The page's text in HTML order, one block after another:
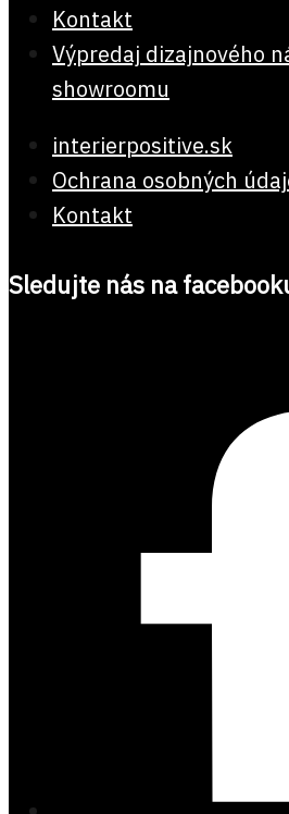
Kontakt
Výpredaj dizajnového
showroomu
interierpositive.sk
Ochrana osobných
Kontakt
Sledujte nás na